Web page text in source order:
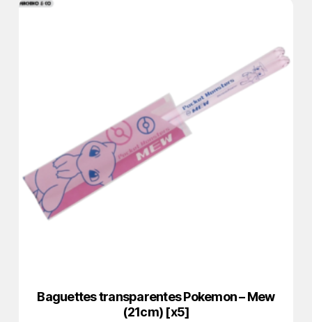
Baguettes transparentes Pokemon – Mew
(21cm) [x5]